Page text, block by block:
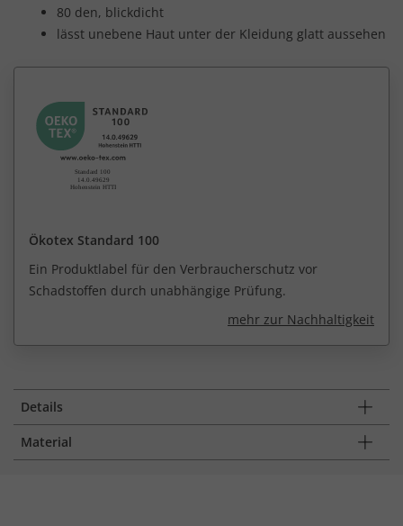
80 den, blickdicht
lässt unebene Haut unter der Kleidung glatt aussehen
Ökotex Standard 100
Ein Produktlabel für den Verbraucherschutz vor
Schadstoffen durch unabhängige Prüfung.
mehr zur Nachhaltigkeit
Details
Material